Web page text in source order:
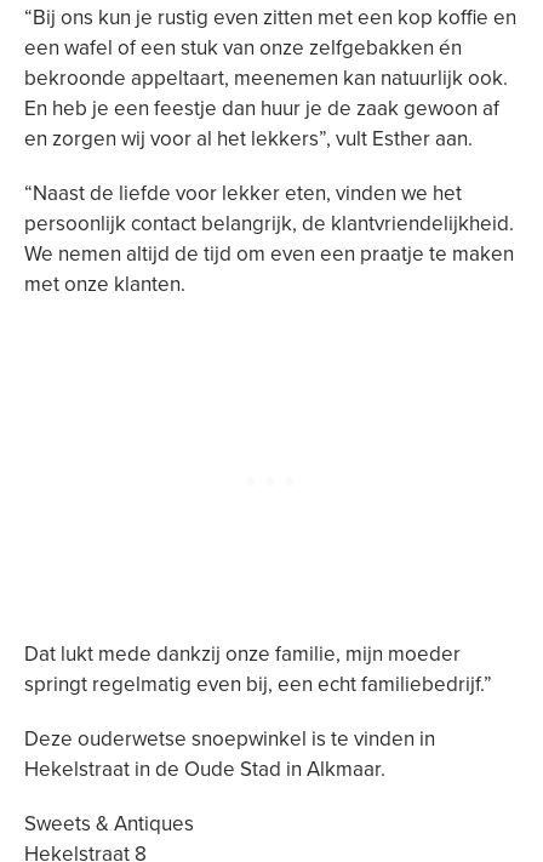
“Bij ons kun je rustig even zitten met een kop koffie en
een wafel of een stuk van onze zelfgebakken én
bekroonde appeltaart, meenemen kan natuurlijk ook.
En heb je een feestje dan huur je de zaak gewoon af
en zorgen wij voor al het lekkers”, vult Esther aan.
“Naast de liefde voor lekker eten, vinden we het
persoonlijk contact belangrijk, de klantvriendelijkheid.
We nemen altijd de tijd om even een praatje te maken
met onze klanten.
Dat lukt mede dankzij onze familie, mijn moeder
springt regelmatig even bij, een echt familiebedrijf.”
Deze ouderwetse snoepwinkel is te vinden in
Hekelstraat in de Oude Stad in Alkmaar.
Sweets & Antiques
Hekelstraat 8